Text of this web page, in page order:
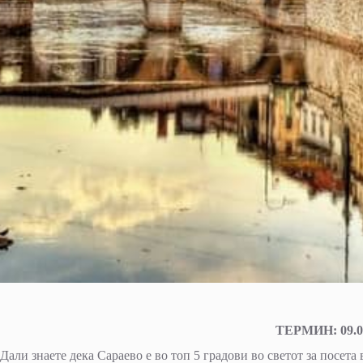
ТЕРМИН:
Дали знаете дека Сараево е во топ 5 градови во светот за